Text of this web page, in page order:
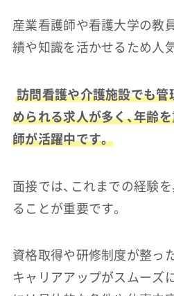
産業看護師や看護大学の教
績や知識を活かせるため人
訪問看護や介護施設でも管
められる求人が多く、年齢
師が活躍中です。
面接では、これまでの経験
ることが重要です。
資格取得や研修制度が整っ
キャリアアップがスムーズ